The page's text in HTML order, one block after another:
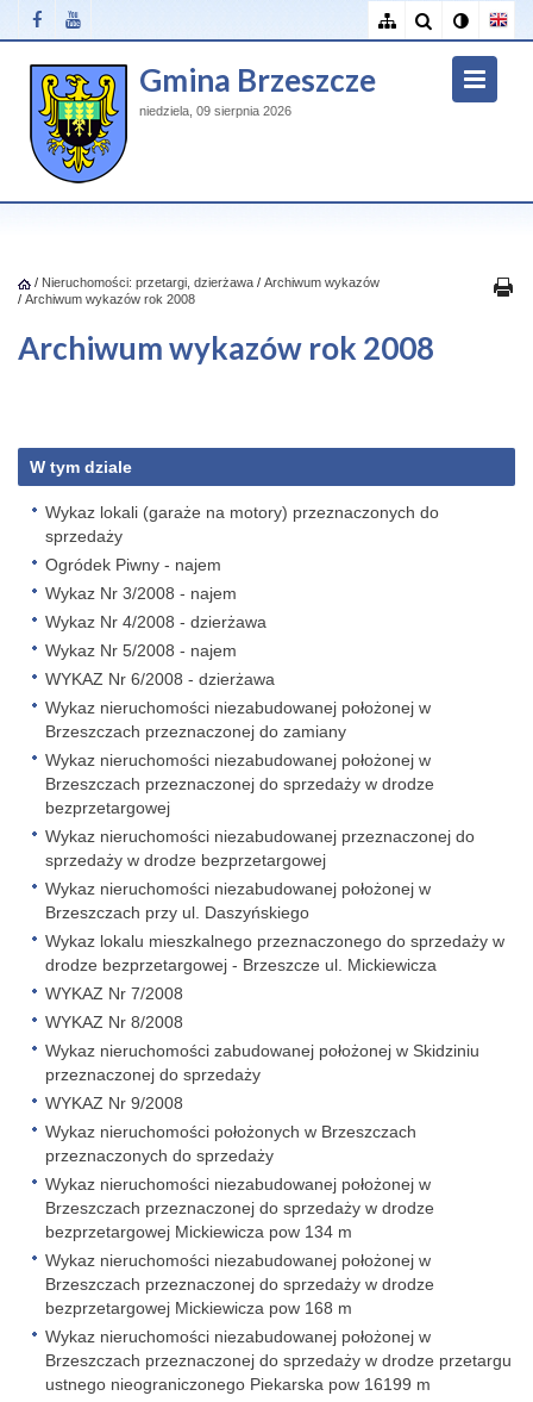
Gmina Brzeszcze
niedziela, 09 sierpnia 2026
/ Nieruchomości: przetargi, dzierżawa / Archiwum wykazów
/ Archiwum wykazów rok 2008
Archiwum wykazów rok 2008
W tym dziale
Wykaz lokali (garaże na motory) przeznaczonych do
sprzedaży
Ogródek Piwny - najem
Wykaz Nr 3/2008 - najem
Wykaz Nr 4/2008 - dzierżawa
Wykaz Nr 5/2008 - najem
WYKAZ Nr 6/2008 - dzierżawa
Wykaz nieruchomości niezabudowanej położonej w
Brzeszczach przeznaczonej do zamiany
Wykaz nieruchomości niezabudowanej położonej w
Brzeszczach przeznaczonej do sprzedaży w drodze
bezprzetargowej
Wykaz nieruchomości niezabudowanej przeznaczonej do
sprzedaży w drodze bezprzetargowej
Wykaz nieruchomości niezabudowanej położonej w
Brzeszczach przy ul. Daszyńskiego
Wykaz lokalu mieszkalnego przeznaczonego do sprzedaży w
drodze bezprzetargowej - Brzeszcze ul. Mickiewicza
WYKAZ Nr 7/2008
WYKAZ Nr 8/2008
Wykaz nieruchomości zabudowanej położonej w Skidziniu
przeznaczonej do sprzedaży
WYKAZ Nr 9/2008
Wykaz nieruchomości położonych w Brzeszczach
przeznaczonych do sprzedaży
Wykaz nieruchomości niezabudowanej położonej w
Brzeszczach przeznaczonej do sprzedaży w drodze
bezprzetargowej Mickiewicza pow 134 m
Wykaz nieruchomości niezabudowanej położonej w
Brzeszczach przeznaczonej do sprzedaży w drodze
bezprzetargowej Mickiewicza pow 168 m
Wykaz nieruchomości niezabudowanej położonej w
Brzeszczach przeznaczonej do sprzedaży w drodze przetargu
ustnego nieograniczonego Piekarska pow 16199 m